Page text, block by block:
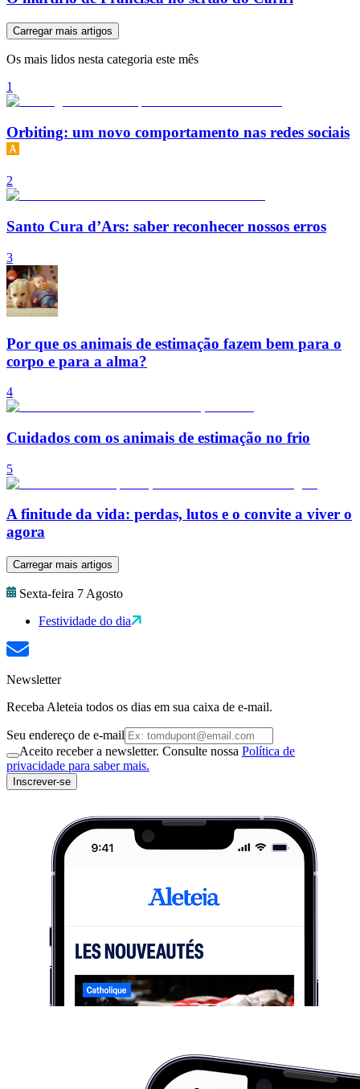
Carregar mais artigos
Os mais lidos nesta categoria este mês
1
Orbiting: um novo comportamento nas redes sociais
2
Santo Cura d’Ars: saber reconhecer nossos erros
3
Por que os animais de estimação fazem bem para o
corpo e para a alma?
4
Cuidados com os animais de estimação no frio
5
A finitude da vida: perdas, lutos e o convite a viver o
agora
Carregar mais artigos
Sexta-feira 7 Agosto
Festividade do dia
Newsletter
Receba Aleteia todos os dias em sua caixa de e-mail.
Seu endereço de e-mail
Aceito receber a newsletter. Consulte nossa Política de
privacidade para saber mais.
Inscrever-se